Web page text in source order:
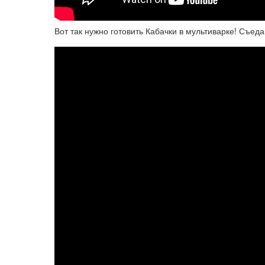
Вот так нужно готовить Кабачки в мультиварке!